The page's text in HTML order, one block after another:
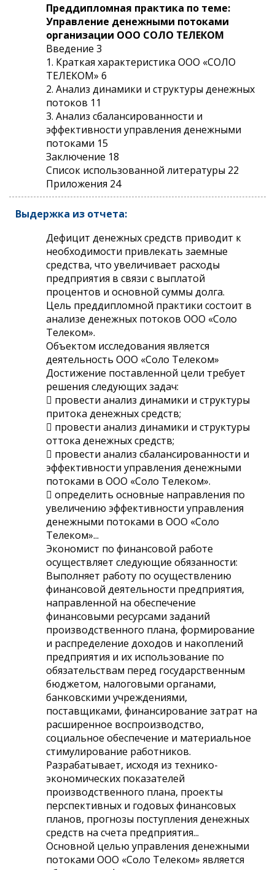
Преддипломная практика по теме:
Управление денежными потоками
организации ООО СОЛО ТЕЛЕКОМ
Введение 3
1. Краткая характеристика ООО «СОЛО
ТЕЛЕКОМ» 6
2. Анализ динамики и структуры денежных
потоков 11
3. Анализ сбалансированности и
эффективности управления денежными
потоками 15
Заключение 18
Список использованной литературы 22
Приложения 24
Выдержка из отчета:
Дефицит денежных средств приводит к
необходимости привлекать заемные
средства, что увеличивает расходы
предприятия в связи с выплатой
процентов и основной суммы долга.
Цель преддипломной практики состоит в
анализе денежных потоков ООО «Соло
Телеком».
Объектом исследования является
деятельность ООО «Соло Телеком»
Достижение поставленной цели требует
решения следующих задач:
 провести анализ динамики и структуры
притока денежных средств;
 провести анализ динамики и структуры
оттока денежных средств;
 провести анализ сбалансированности и
эффективности управления денежными
потоками в ООО «Соло Телеком».
 определить основные направления по
увеличению эффективности управления
денежными потоками в ООО «Соло
Телеком»...
Экономист по финансовой работе
осуществляет следующие обязанности:
Выполняет работу по осуществлению
финансовой деятельности предприятия,
направленной на обеспечение
финансовыми ресурсами заданий
производственного плана, формирование
и распределение доходов и накоплений
предприятия и их использование по
обязательствам перед государственным
бюджетом, налоговыми органами,
банковскими учреждениями,
поставщиками, финансирование затрат на
расширенное воспроизводство,
социальное обеспечение и материальное
стимулирование работников.
Разрабатывает, исходя из технико-
экономических показателей
производственного плана, проекты
перспективных и годовых финансовых
планов, прогнозы поступления денежных
средств на счета предприятия...
Основной целью управления денежными
потоками ООО «Соло Телеком» является